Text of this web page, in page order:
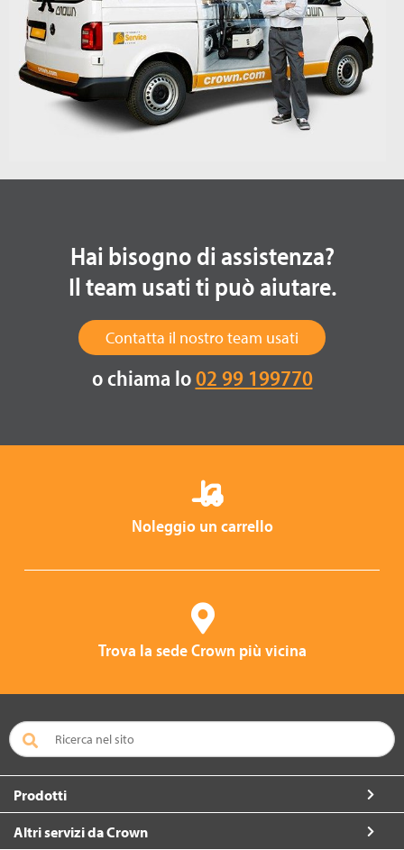
Hai bisogno di assistenza?
Il team usati ti può aiutare.
Contatta il nostro team usati
o chiama lo02 99 199770
Noleggio un carrello
Trova la sede Crown più vicina
Prodotti
Altri servizi da Crown